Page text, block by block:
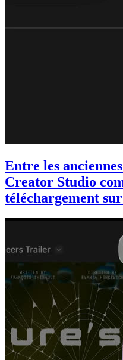
Entre les
Creator Studio
téléchargement